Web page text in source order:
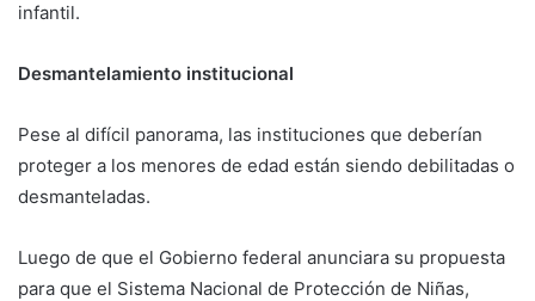
infantil.
Desmantelamiento institucional
Pese al difícil panorama, las instituciones que deberían
proteger a los menores de edad están siendo debilitadas o
desmanteladas.
Luego de que el Gobierno federal anunciara su propuesta
para que el Sistema Nacional de Protección de Niñas,